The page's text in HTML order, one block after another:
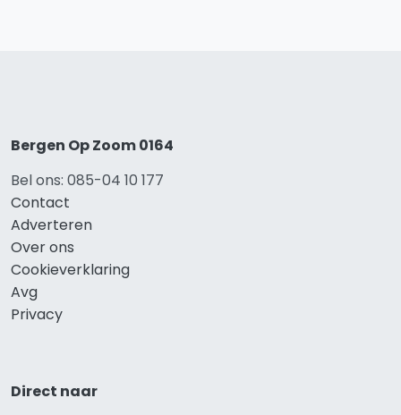
Bergen Op Zoom 0164
Bel ons: 085-04 10 177
Contact
Adverteren
Over ons
Cookieverklaring
Avg
Privacy
Direct naar